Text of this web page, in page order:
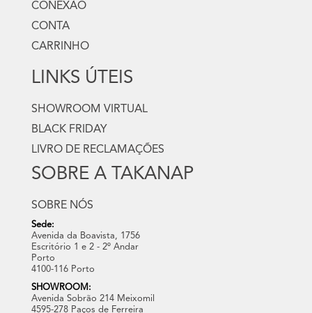
CONEXÃO
CONTA
CARRINHO
LINKS ÚTEIS
SHOWROOM VIRTUAL
BLACK FRIDAY
LIVRO DE RECLAMAÇÕES
SOBRE A TAKANAP
SOBRE NÓS
Sede:
Avenida da Boavista, 1756
Escritório 1 e 2 - 2º Andar
Porto
4100-116 Porto
SHOWROOM:
Avenida Sobrão 214 Meixomil
4595-278 Paços de Ferreira